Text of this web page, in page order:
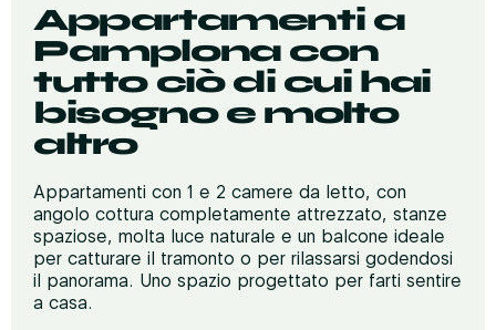
Appartamenti a
Pamplona con
tutto ciò di cui hai
bisogno e molto
altro
Appartamenti con 1 e 2 camere da letto, con
angolo cottura completamente attrezzato, stanze
spaziose, molta luce naturale e un balcone ideale
per catturare il tramonto o per rilassarsi godendosi
il panorama. Uno spazio progettato per farti sentire
a casa.